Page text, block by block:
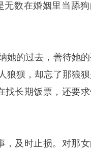
无数在婚姻里当舔
她的过去，善待她
狼狈，却忘了那狼
找长期饭票，还要
，及时止损。对那